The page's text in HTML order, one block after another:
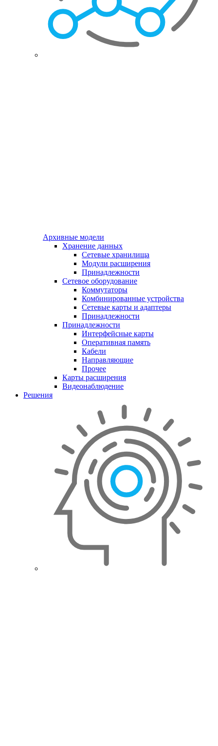
Архивные модели
Хранение данных
Сетевые хранилища
Модули расширения
Принадлежности
Сетевое оборудование
Коммутаторы
Комбинированные устройства
Сетевые карты и адаптеры
Принадлежности
Принадлежности
Интерфейсные карты
Оперативная память
Кабели
Направляющие
Прочее
Карты расширения
Видеонаблюдение
Решения